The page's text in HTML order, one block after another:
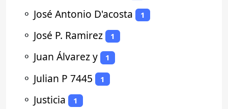
⚬ José Antonio D'acosta 1
⚬ José P. Ramirez 1
⚬ Juan Álvarez y 1
⚬ Julian P 7445 1
⚬ Justicia 1